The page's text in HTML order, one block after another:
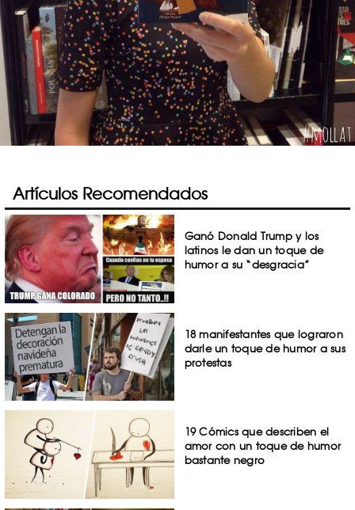
Artículos Recomendados
Ganó Donald Trump y los
latinos le dan un toque de
humor a su “desgracia”
18 manifestantes que lograron
darle un toque de humor a sus
protestas
19 Cómics que describen el
amor con un toque de humor
bastante negro